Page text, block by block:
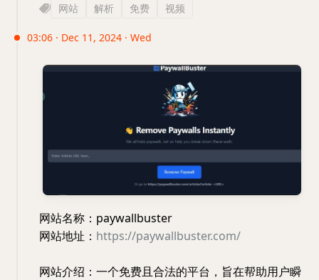
网站 解析 免费 视频
03:06 · Dec 11, 2024 · Wed
网站名称：paywallbuster
网站地址： https://paywallbuster.com/
网站介绍：一个免费且合法的平台，旨在帮助用户瞬